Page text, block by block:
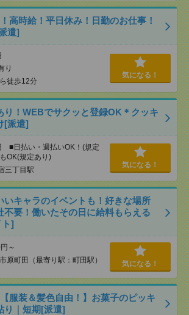
高時給！平日休み！日勤のお仕事！
遣]
り
徒歩12分
気になる！
り！WEBでサクッと登録OK＊クッキ
[派遣]
■日払い・週払いOK！(規定
OK(規定あり)
三丁目駅
気になる！
いキャラのイベントも！好きな場所
要！働いたその日に給料もらえる
]
～
原町田（最寄り駅：町田駅） 気になる！
【服装＆髪色自由！】お菓子のピッキ
り｜短期[派遣]